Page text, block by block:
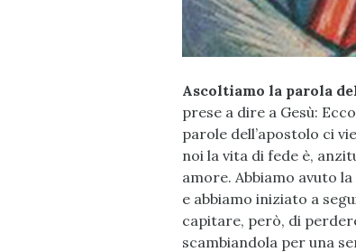
Ascoltiamo la parola
prese a dire a Gesù:
parole dell’apostolo ci
noi la vita di fede è,
amore. Abbiamo avuto
e abbiamo iniziato a
capitare, però, di
scambiandola per una